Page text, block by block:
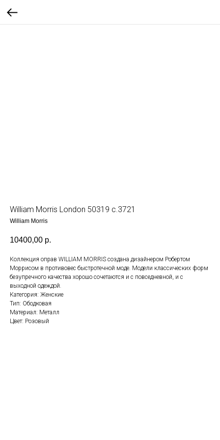
William Morris London 50319 с.3721
William Morris
10400,00 р.
Коллекция оправ WILLIAM MORRIS создана дизайнером Робертом
Моррисом в противовес быстротечной моде. Модели классических форм
безупречного качества хорошо сочетаются и с повседневной, и с
выходной одеждой.
Категория: Женские
Тип: Ободковая
Материал: Металл
Цвет: Розовый